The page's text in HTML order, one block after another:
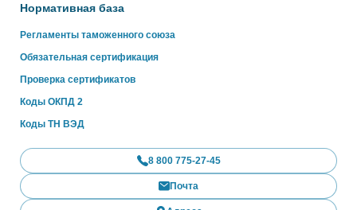
Нормативная база
Регламенты таможенного союза
Обязательная сертификация
Проверка сертификатов
Коды ОКПД 2
Коды ТН ВЭД
8 800 775-27-45
Почта